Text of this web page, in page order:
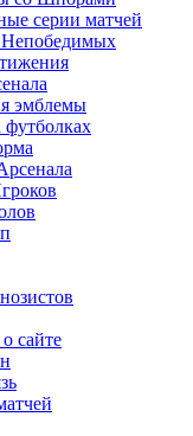
серии матчей
Непобедимых
эмблемы
футболках
сайте